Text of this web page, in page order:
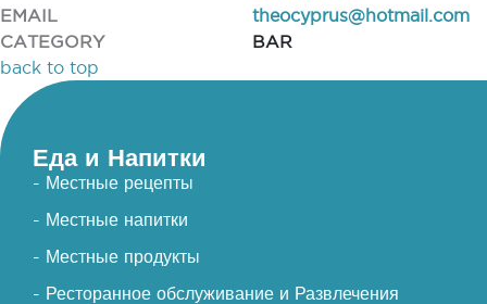
EMAIL
theocyprus@hotmail.com
CATEGORY
BAR
back to top
Еда и Напитки
- Местные рецепты
- Местные напитки
- Местные продукты
- Ресторанное обслуживание и Развлечения